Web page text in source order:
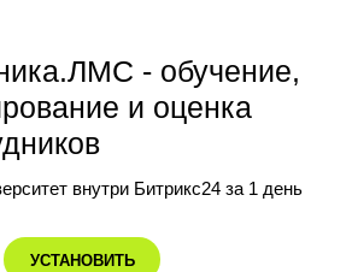
ПОЛУЧИТЬ БЕСПЛАТНО
- обучение,
и оценка
внутри Битрикс24 за 1 день
УСТАНОВИТЬ